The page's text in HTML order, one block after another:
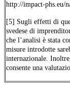
http://impact-phs.eu/
[5] Sugli effetti di
svedese di
che l’analisi è stata
misure introdotte
internazionale.
consente una